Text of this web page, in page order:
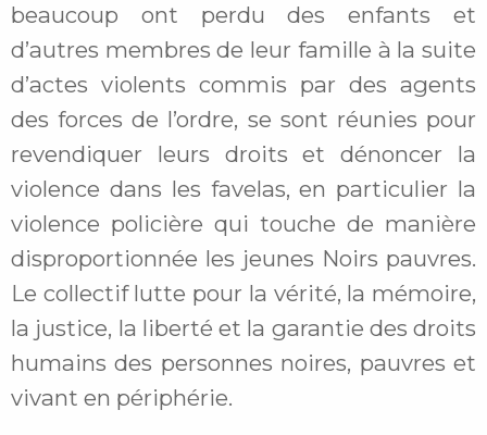
beaucoup ont perdu des enfants et
d’autres membres de leur famille à la suite
d’actes violents commis par des agents
des forces de l’ordre, se sont réunies pour
revendiquer leurs droits et dénoncer la
violence dans les favelas, en particulier la
violence policière qui touche de manière
disproportionnée les jeunes Noirs pauvres.
Le collectif lutte pour la vérité, la mémoire,
la justice, la liberté et la garantie des droits
humains des personnes noires, pauvres et
vivant en périphérie.